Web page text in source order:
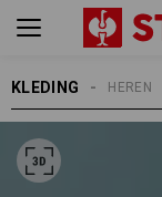
KLEDING HEREN